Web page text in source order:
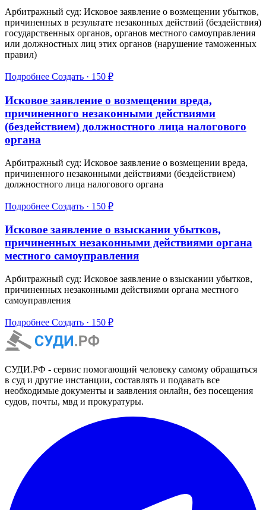
Арбитражный суд: Исковое заявление о возмещении убытков,
причиненных в результате незаконных действий (бездействия)
государственных органов, органов местного самоуправления
или должностных лиц этих органов (нарушение таможенных
правил)
Подробнее Создать · 150 ₽
Исковое заявление о возмещении вреда,
причиненного незаконными действиями
(бездействием) должностного лица налогового
органа
Арбитражный суд: Исковое заявление о возмещении вреда,
причиненного незаконными действиями (бездействием)
должностного лица налогового органа
Подробнее Создать · 150 ₽
Исковое заявление о взыскании убытков,
причиненных незаконными действиями органа
местного самоуправления
Арбитражный суд: Исковое заявление о взыскании убытков,
причиненных незаконными действиями органа местного
самоуправления
Подробнее Создать · 150 ₽
СУДИ.РФ - сервис помогающий человеку самому обращаться
в суд и другие инстанции, составлять и подавать все
необходимые документы и заявления онлайн, без посещения
судов, почты, мвд и прокуратуры.